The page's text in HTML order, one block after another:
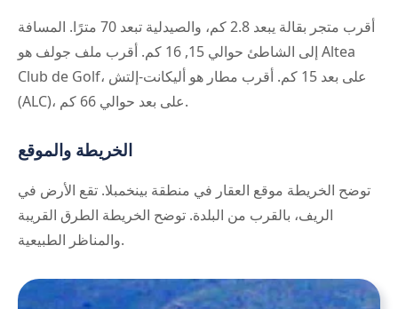
أقرب متجر بقالة يبعد 2.8 كم، والصيدلية تبعد 70 مترًا. المسافة
إلى الشاطئ حوالي 15, 16 كم. أقرب ملف جولف هو Altea
Club de Golf، على بعد 15 كم. أقرب مطار هو أليكانت-إلتش
(ALC)، على بعد حوالي 66 كم.
الخريطة والموقع
توضح الخريطة موقع العقار في منطقة بينخمبلا. تقع الأرض في
الريف، بالقرب من البلدة. توضح الخريطة الطرق القريبة
والمناظر الطبيعية.